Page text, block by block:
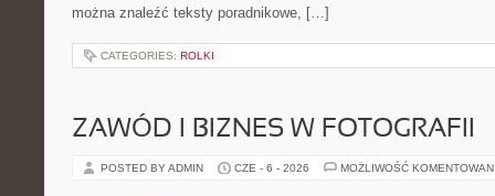
można znaleźć teksty poradnikowe, […]
CATEGORIES: ROLKI
ZAWÓD I BIZNES W FOTOGRAFII
POSTED BY ADMIN CZE - 6 - 2026 MOŻLIWOŚĆ